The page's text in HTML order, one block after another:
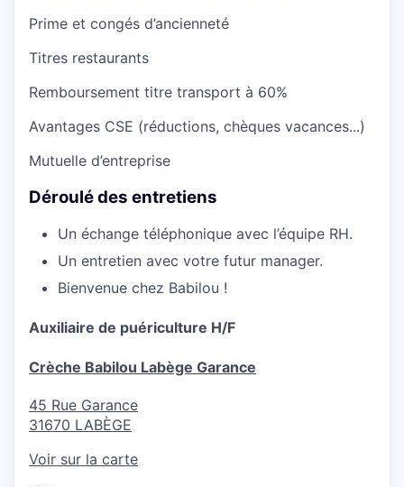
Prime et congés d’ancienneté
Titres restaurants
Remboursement titre transport à 60%
Avantages CSE (réductions, chèques vacances...)
Mutuelle d’entreprise
Déroulé des entretiens
Un échange téléphonique avec l’équipe RH.
Un entretien avec votre futur manager.
Bienvenue chez Babilou !
Auxiliaire de puériculture H/F
Crèche Babilou Labège Garance
45 Rue Garance
31670 LABÈGE
Voir sur la carte